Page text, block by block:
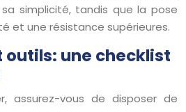
simplicité, tandis que la pose
et une résistance supérieures.
une checklist
assurez-vous de disposer de